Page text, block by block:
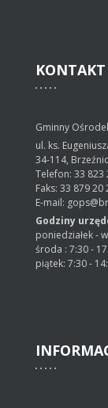
KONTAKT
Gminny
ul. ks.
34-114,
Telefon: 33 823
Faks: 33 879 20
E-mail:
Godziny
poniedziałek -
środa : 7:30 -
piątek: 7:30 -